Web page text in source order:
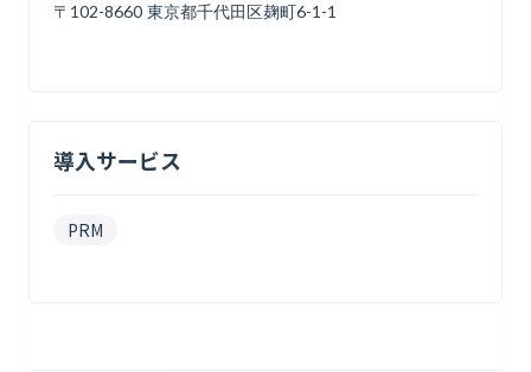
〒102-8660 東京都千代田区麹町6-1-1
導入サービス
PRM